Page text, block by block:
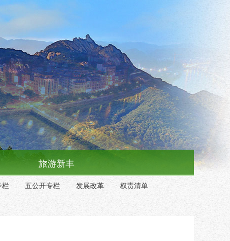
旅游新丰
栏 五公开专栏 发展改革 权责清单